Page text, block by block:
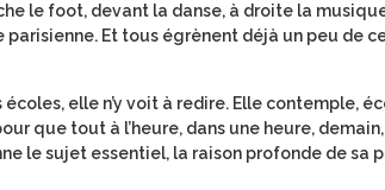
le foot, devant la danse, à droite la
Et tous égrènent déjà un peu de
elle n’y voit à redire. Elle contemple,
que tout à l’heure, dans une heure,
le sujet essentiel, la raison profonde de sa